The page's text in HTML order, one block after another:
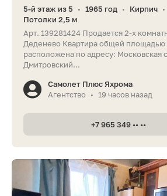
5-й этаж из 5 • 1965 год • Кирпич •
Потолки 2,5 м
Арт. 139281424 Продается 2-х
Деденево Квартира общей площадью
расположена по адресу: Московская
Дмитровский...
Самолет Плюс Яхрома
Агентство
• 19 часов назад
+7 965 349 •• ••